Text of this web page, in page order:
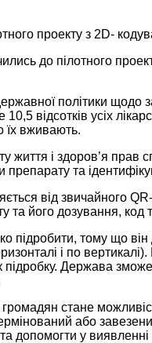
проекту з 2D-
до пілотного
політики щодо
відсотків усіх
їх вживають.
життя і здоров’я прав
препарату та
від звичайного
та його дозування,
підробити, тому що
і по
підробку. Держава
стане
або
допомогти у